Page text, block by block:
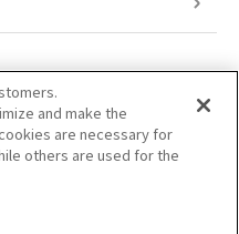
and make the
are necessary for
others are used for the